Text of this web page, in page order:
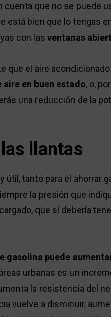
que no se puede
está bien que lo tengas
con las ventanas
que el aire
en buen estado, o,
una reducción de la
llantas
útil, tanto para el ahorrar
la presión que
que sí debería
gasolina puede
urbanas es un
la resistencia del
vuelve a disminuir,